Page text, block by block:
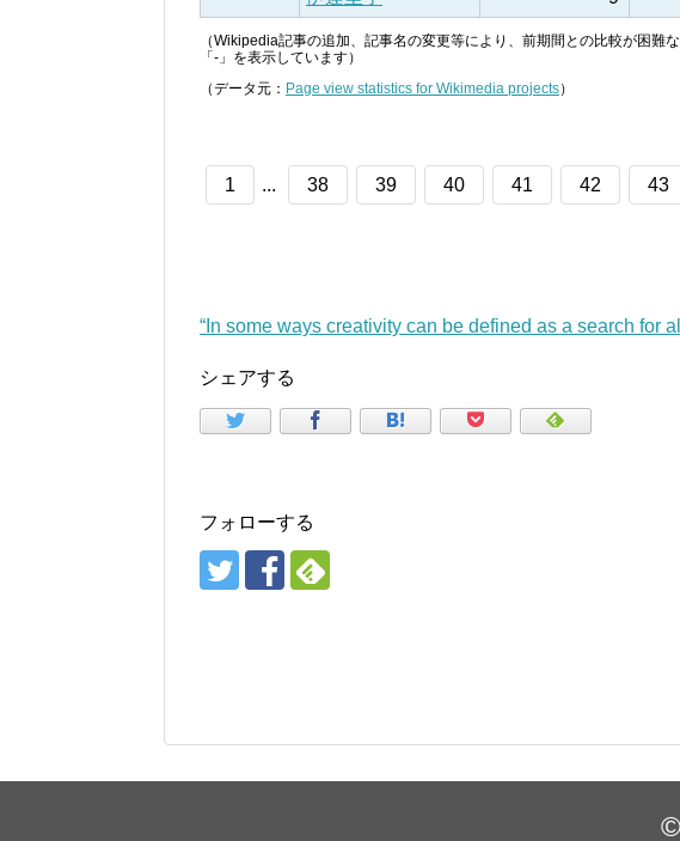
（Wikipedia記事の追加、記事名の変更等により、前期間との比較が困難
「-」を表示しています）
（データ元： Page view statistics for Wikimedia projects）
1 ... 38 39 40 41 42 43
“In some ways creativity can be defined as a search
シェアする
フォローする
©